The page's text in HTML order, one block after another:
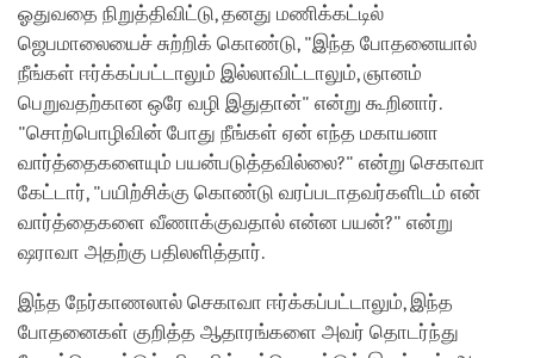
ஓதுவதை நிறுத்திவிட்டு, தனது மணிக்கட்டில்
ஜெபமாலையைச் சுற்றிக் கொண்டு, "இந்த போதனையால்
நீங்கள் ஈர்க்கப்பட்டாலும் இல்லாவிட்டாலும், ஞானம்
பெறுவதற்கான ஒரே வழி இதுதான்" என்று கூறினார்.
"சொற்பொழிவின் போது நீங்கள் ஏன் எந்த மகாயனா
வார்த்தைகளையும் பயன்படுத்தவில்லை?" என்று செகாவா
கேட்டார், "பயிற்சிக்கு கொண்டு வரப்படாதவர்களிடம் என்
வார்த்தைகளை வீணாக்குவதால் என்ன பயன்?" என்று
ஷராவா அதற்கு பதிலளித்தார்.
இந்த நேர்காணலால் செகாவா ஈர்க்கப்பட்டாலும், இந்த
போதனைகள் குறித்த ஆதாரங்களை அவர் தொடர்ந்து